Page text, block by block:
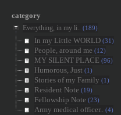
category
Everything, in my li.. (189)
In my Little WORLD (31)
People, around me (12)
MY SILENT PLACE (96)
Humorous, Just (1)
Stories of my Family (1)
Resident Note (19)
Fellowship Note (23)
Army medical officer.. (4)